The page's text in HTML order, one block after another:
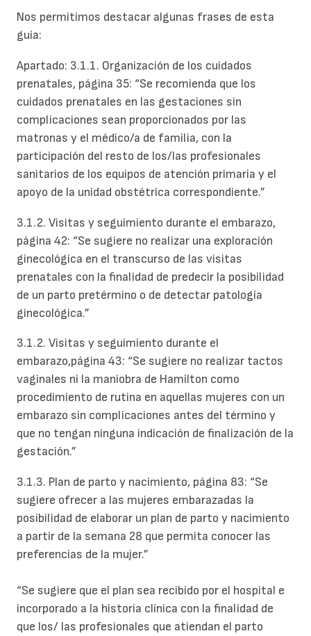
Nos permitimos destacar algunas frases de esta
guía:
Apartado: 3.1.1. Organización de los cuidados
prenatales, página 35: “Se recomienda que los
cuidados prenatales en las gestaciones sin
complicaciones sean proporcionados por las
matronas y el médico/a de familia, con la
participación del resto de los/las profesionales
sanitarios de los equipos de atención primaria y el
apoyo de la unidad obstétrica correspondiente.”
3.1.2. Visitas y seguimiento durante el embarazo,
página 42: “Se sugiere no realizar una exploración
ginecológica en el transcurso de las visitas
prenatales con la finalidad de predecir la posibilidad
de un parto pretérmino o de detectar patología
ginecológica.”
3.1.2. Visitas y seguimiento durante el
embarazo,página 43: “Se sugiere no realizar tactos
vaginales ni la maniobra de Hamilton como
procedimiento de rutina en aquellas mujeres con un
embarazo sin complicaciones antes del término y
que no tengan ninguna indicación de finalización de la
gestación.”
3.1.3. Plan de parto y nacimiento, página 83: “Se
sugiere ofrecer a las mujeres embarazadas la
posibilidad de elaborar un plan de parto y nacimiento
a partir de la semana 28 que permita conocer las
preferencias de la mujer.”
“Se sugiere que el plan sea recibido por el hospital e
incorporado a la historia clínica con la finalidad de
que los/ las profesionales que atiendan el parto